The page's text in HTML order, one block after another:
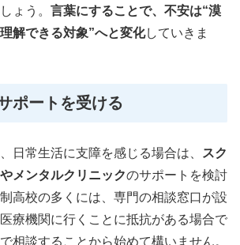
ょう。 言葉にすることで、不安は“漠
解できる対象”へと変化していきま
ポートを受ける
日常生活に支障を感じる場合は、
スク
メンタルクリニックのサポートを検討
高校の多くには、専門の相談窓口が設
療機関に行くことに抵抗がある場合で
相談することから始めて構いません。